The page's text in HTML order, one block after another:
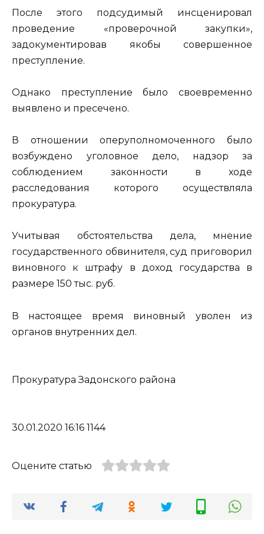
После этого подсудимый инсценировал
проведение «проверочной закупки»,
задокументировав якобы совершенное
преступление.
Однако преступление было своевременно
выявлено и пресечено.
В отношении оперуполномоченного было
возбуждено уголовное дело, надзор за
соблюдением законности в ходе
расследования которого осуществляла
прокуратура.
Учитывая обстоятельства дела, мнение
государственного обвинителя, суд приговорил
виновного к штрафу в доход государства в
размере 150 тыс. руб.
В настоящее время виновный уволен из
органов внутренних дел.
Прокуратура Задонского района
30.01.2020 16:16 1144
Оцените статью